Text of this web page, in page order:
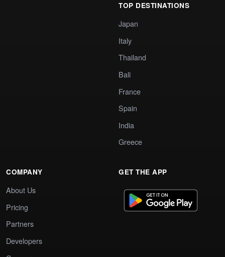
TOP DESTINATIONS
Japan
Italy
Thailand
Bali
France
Spain
India
Greece
COMPANY
About Us
Pricing
Partners
Developers
GET THE APP